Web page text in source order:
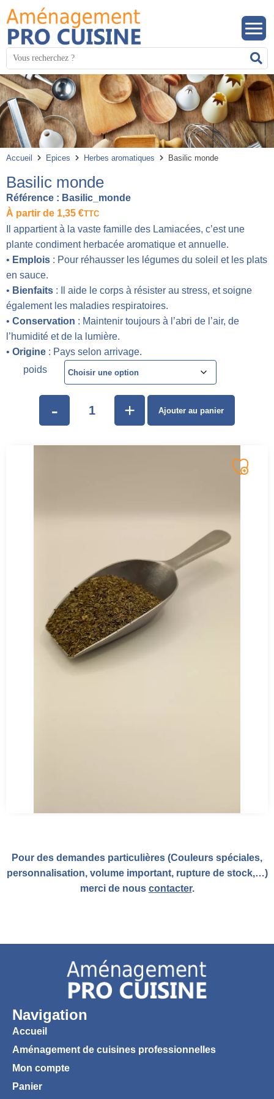
Mots
clés
:
Accueil Epices Herbes aromatiques Basilic monde
Basilic monde
Référence : Basilic_monde
À partir de 1,35 €TTC
Il appartient à la vaste famille des Lamiacées, c’est une
plante condiment herbacée aromatique et annuelle.
• Emplois : Pour réhausser les légumes du soleil et les plats
en sauce.
• Bienfaits : Il aide le corps à résister au stress, et soigne
également les maladies respiratoires.
• Conservation : Maintenir toujours à l’abri de l’air, de
l’humidité et de la lumière.
• Origine : Pays selon arrivage.
poids
- + Ajouter au panier
Pour des demandes particulières (Couleurs spéciales,
personnalisation, volume important, rupture de stock,…)
merci de nous contacter.
Navigation
Accueil
Aménagement de cuisines professionnelles
Mon compte
Panier
Panneau de gestion des cookies